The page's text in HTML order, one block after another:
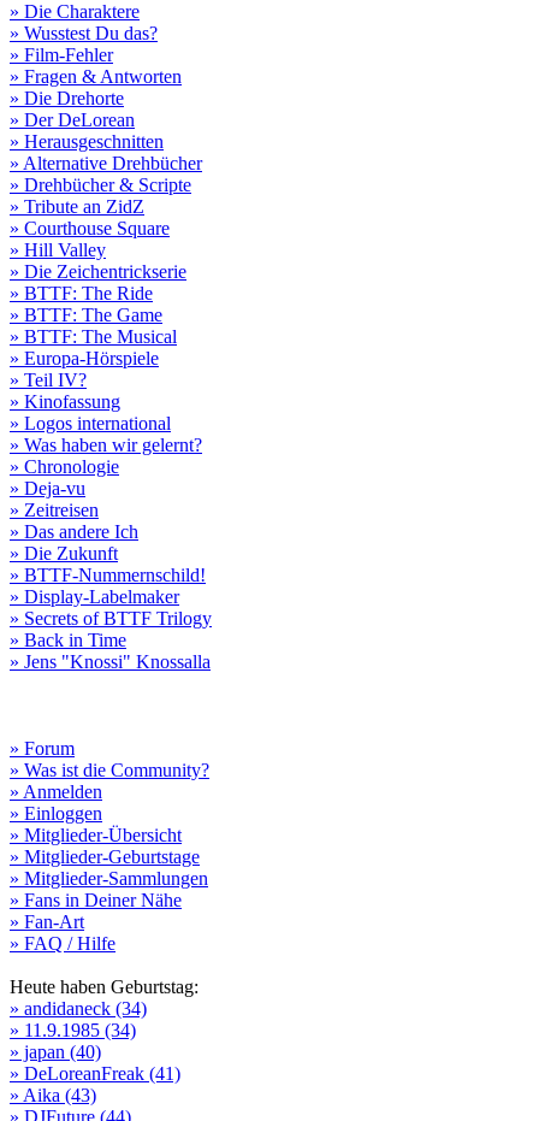
» Die Charaktere
» Wusstest Du das?
» Film-Fehler
» Fragen & Antworten
» Die Drehorte
» Der DeLorean
» Herausgeschnitten
» Alternative Drehbücher
» Drehbücher & Scripte
» Tribute an ZidZ
» Courthouse Square
» Hill Valley
» Die Zeichentrickserie
» BTTF: The Ride
» BTTF: The Game
» BTTF: The Musical
» Europa-Hörspiele
» Teil IV?
» Kinofassung
» Logos international
» Was haben wir gelernt?
» Chronologie
» Deja-vu
» Zeitreisen
» Das andere Ich
» Die Zukunft
» BTTF-Nummernschild!
» Display-Labelmaker
» Secrets of BTTF Trilogy
» Back in Time
» Jens "Knossi" Knossalla
» Forum
» Was ist die Community?
» Anmelden
» Einloggen
» Mitglieder-Übersicht
» Mitglieder-Geburtstage
» Mitglieder-Sammlungen
» Fans in Deiner Nähe
» Fan-Art
» FAQ / Hilfe
Heute haben Geburtstag:
» andidaneck (34)
» 11.9.1985 (34)
» japan (40)
» DeLoreanFreak (41)
» Aika (43)
» DJFuture (44)